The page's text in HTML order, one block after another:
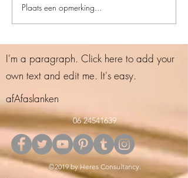
Uit de bijstand weer aan
het werk
Plaats een opmerking...
I'm a paragraph. Click here to add your
own text and edit me. It's easy.
afAfaslanken
06 24541639
©2019 by Heres Consultancy.